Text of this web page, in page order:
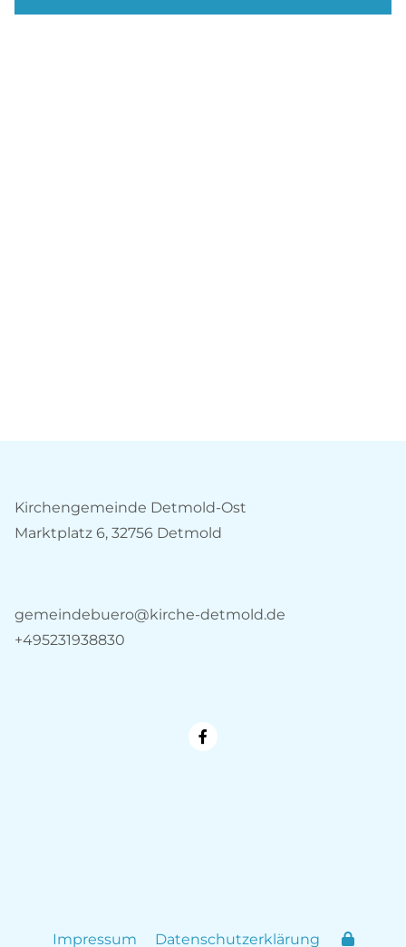
Kirchengemeinde Detmold-Ost
Marktplatz 6, 32756 Detmold
gemeindebuero@kirche-detmold.de
+495231938830
Impressum Datenschutzerklärung